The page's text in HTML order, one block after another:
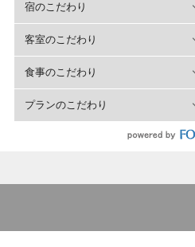
宿のこだわり
客室のこだわり
食事のこだわり
プランのこだわり